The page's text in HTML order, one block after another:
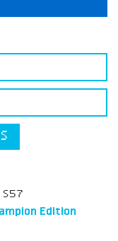
Edition